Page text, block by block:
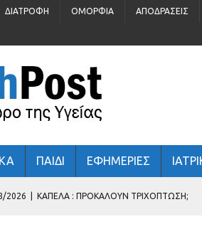
ΔΙΑΤΡΟΦΉ ΟΜΟΡΦΙΆ ΑΠΟΔΡΆΣΕΙΣ
ΠΑΙΔΙ ΕΦΗΜΕΡΙΕΣ
2026 ΚΑΠΈΛΑ : ΠΡΟΚΑΛΟΎΝ ΤΡΙΧΌΠΤΩΣΗ;